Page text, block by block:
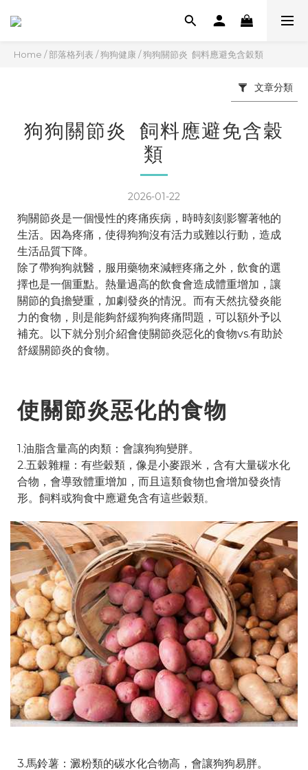
Home /部落格列表 /狗狗健康 /狗狗關節炎 飼料應避免含穀類
文章分類
狗狗關節炎 飼料應避免含穀
類
2026-01-22
狗關節炎是一個慢性的疼痛疾病，時時刻刻影響著牠的
生活。因為疼痛，使得狗狗沒有活力或難以行動，造成
生活品質下降。
除了帶狗狗就醫，服用藥物來減輕疼痛之外，飲食的選
擇也是一個重點。熱量過高的飲食會造成體重增加，讓
關節的負擔變重，加劇發炎的情況。而有天然抗發炎能
力的食物，則是能夠舒緩狗狗疼痛問題，可以額外予以
補充。以下就分別介紹會使關節炎惡化的食物vs.有助於
舒緩關節炎的食物。
使關節炎惡化的食物
1.油脂含量高的肉類：會讓狗狗變胖。
2.五穀雜糧：有些穀類，像是小麥跟米，含有大量碳水化
合物，會導致體重增加，而且這類食物也會增加發炎情
形。飼料或狗食中應避免含有這些穀類。
3.馬鈴薯：澱粉類的碳水化合物高，會讓狗狗易胖。